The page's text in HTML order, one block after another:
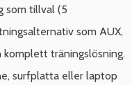
som tillval (5
som AUX,
komplett träningslösning.
surfplatta eller laptop